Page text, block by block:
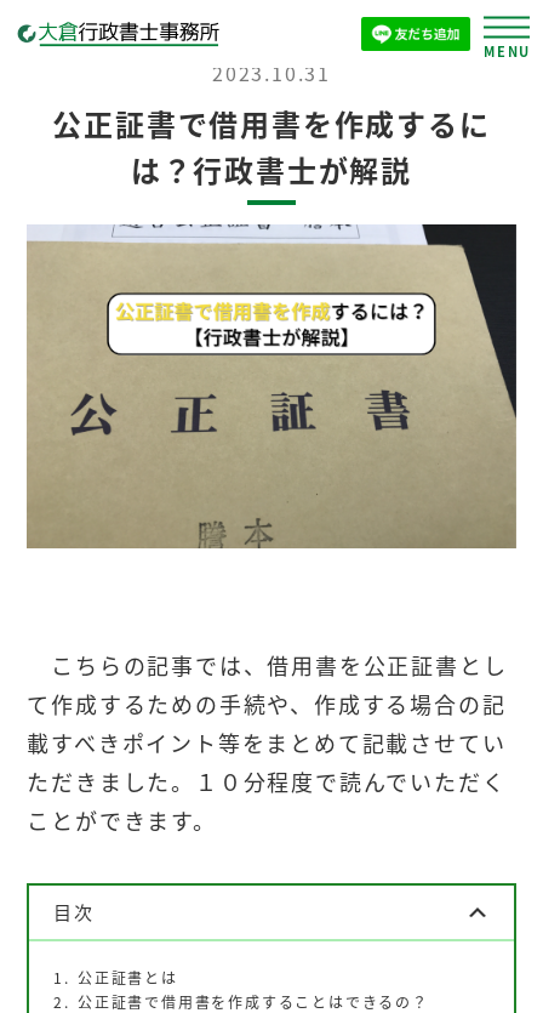
2023.10.31
公正証書で借用書を作成するに
は？行政書士が解説
こちらの記事では、借用書を公正証書とし
て作成するための手続や、作成する場合の記
載すべきポイント等をまとめて記載させてい
ただきました。１０分程度で読んでいただく
ことができます。
目次
公正証書とは
公正証書で借用書を作成することはできるの？